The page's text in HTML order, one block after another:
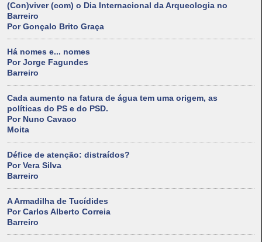
(Con)viver (com) o Dia Internacional da Arqueologia no
Barreiro
Por Gonçalo Brito Graça
Há nomes e... nomes
Por Jorge Fagundes
Barreiro
Cada aumento na fatura de água tem uma origem, as
políticas do PS e do PSD.
Por Nuno Cavaco
Moita
Défice de atenção: distraídos?
Por Vera Silva
Barreiro
A Armadilha de Tucídides
Por Carlos Alberto Correia
Barreiro